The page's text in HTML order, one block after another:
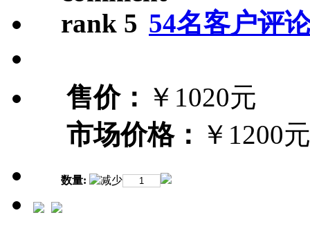
54名客户评
售价： ￥1020元
市场价格： ￥1200元
数量: